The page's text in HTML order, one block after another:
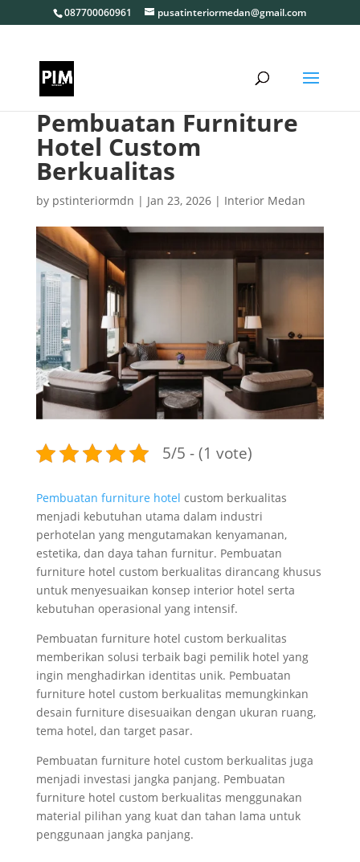
087700060961 pusatinteriormedan@gmail.com
Pembuatan Furniture
Hotel Custom
Berkualitas
by pstinteriormdn | Jan 23, 2026| Interior Medan
5/5 - (1 vote)
Pembuatan furniture hotel custom berkualitas
menjadi kebutuhan utama dalam industri
perhotelan yang mengutamakan kenyamanan,
estetika, dan daya tahan furnitur. Pembuatan
furniture hotel custom berkualitas dirancang khusus
untuk menyesuaikan konsep interior hotel serta
kebutuhan operasional yang intensif.
Pembuatan furniture hotel custom berkualitas
memberikan solusi terbaik bagi pemilik hotel yang
ingin menghadirkan identitas unik. Pembuatan
furniture hotel custom berkualitas memungkinkan
desain furniture disesuaikan dengan ukuran ruang,
tema hotel, dan target pasar.
Pembuatan furniture hotel custom berkualitas juga
menjadi investasi jangka panjang. Pembuatan
furniture hotel custom berkualitas menggunakan
material pilihan yang kuat dan tahan lama untuk
penggunaan jangka panjang.